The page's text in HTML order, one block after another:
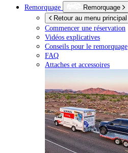
Remorquage
Remorquage
Retour au menu principal
Commencer une réservation
Vidéos explicatives
Conseils pour le remorquage
FAQ
Attaches et accessoires